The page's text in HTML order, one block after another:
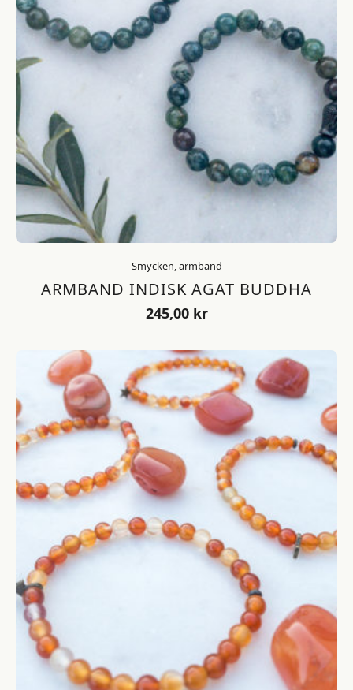
Smycken, armband
ARMBAND INDISK AGAT BUDDHA
245,00 kr